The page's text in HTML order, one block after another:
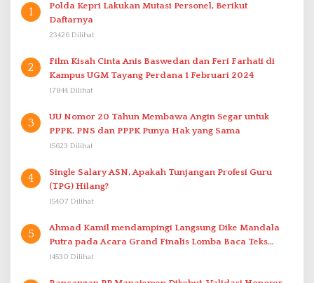
1
Polda Kepri Lakukan Mutasi Personel, Berikut
Daftarnya
23426 Dilihat
2
Film Kisah Cinta Anis Baswedan dan Feri Farhati di
Kampus UGM Tayang Perdana 1 Februari 2024
17844 Dilihat
3
UU Nomor 20 Tahun Membawa Angin Segar untuk
PPPK. PNS dan PPPK Punya Hak yang Sama
15623 Dilihat
4
Single Salary ASN, Apakah Tunjangan Profesi Guru
(TPG) Hilang?
15407 Dilihat
5
Ahmad Kamil mendampingi Langsung Dike Mandala
Putra pada Acara Grand Finalis Lomba Baca Teks
Proklamasi Mirip Bung Karno di Bali
14530 Dilihat